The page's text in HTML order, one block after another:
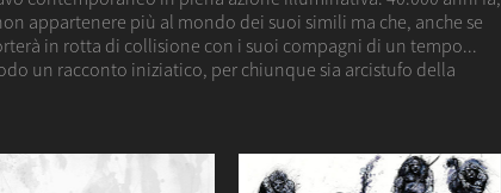
appartenere più al mondo dei suoi simili ma che, anche se
in rotta di collisione con i suoi compagni di un tempo...
un racconto iniziatico, per chiunque sia arcistufo della